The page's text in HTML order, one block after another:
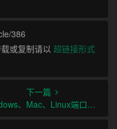
386
或复制请以 超链接形式
下一篇
、Mac、Linux端口占用解决